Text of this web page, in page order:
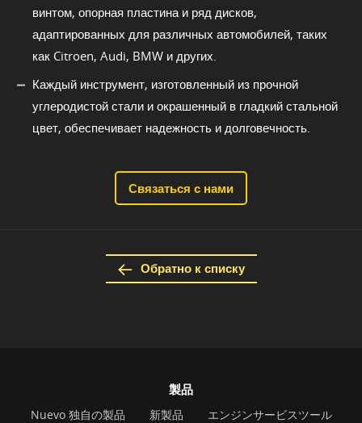
винтом, опорная пластина и ряд дисков,
адаптированных для различных автомобилей, таких
как Citroen, Audi, BMW и других.
Каждый инструмент, изготовленный из прочной
углеродистой стали и окрашенный в гладкий стальной
цвет, обеспечивает надежность и долговечность.
Связаться с нами
Обратно к списку
製品
Nuevo 独自の製品 新製品
エンジンサービスツール